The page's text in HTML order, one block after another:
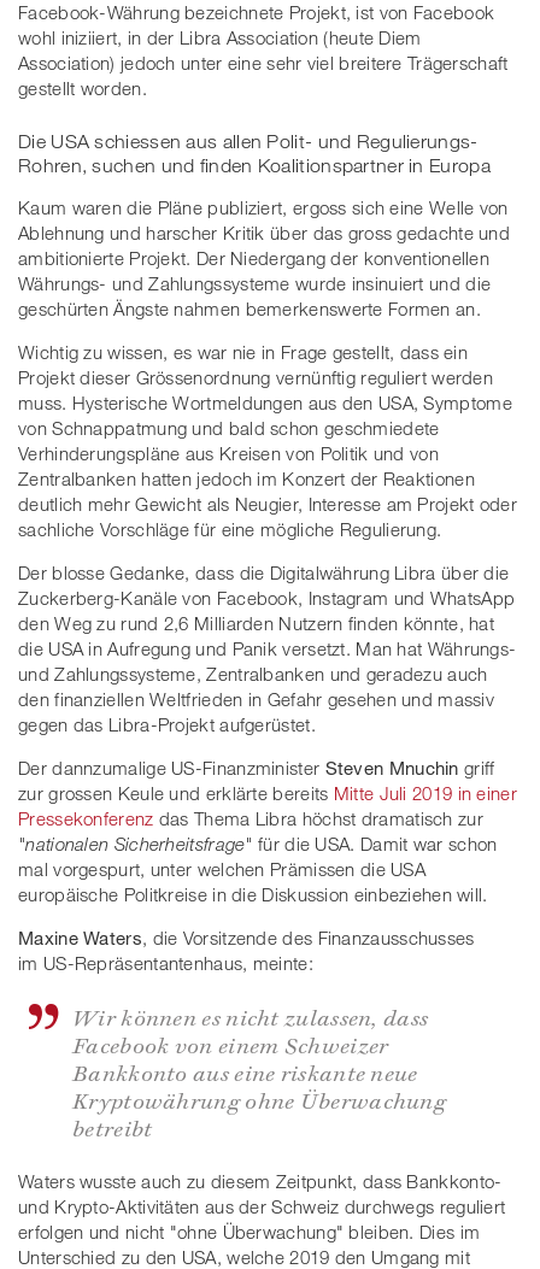
Facebook-Währung bezeichnete Projekt, ist von Facebook
wohl iniziiert, in der Libra Association (heute Diem
Association) jedoch unter eine sehr viel breitere Trägerschaft
gestellt worden.
Die USA schiessen aus allen Polit- und Regulierungs-
Rohren, suchen und finden Koalitionspartner in Europa
Kaum waren die Pläne publiziert, ergoss sich eine Welle von
Ablehnung und harscher Kritik über das gross gedachte und
ambitionierte Projekt. Der Niedergang der konventionellen
Währungs- und Zahlungssysteme wurde insinuiert und die
geschürten Ängste nahmen bemerkenswerte Formen an.
Wichtig zu wissen, es war nie in Frage gestellt, dass ein
Projekt dieser Grössenordnung vernünftig reguliert werden
muss. Hysterische Wortmeldungen aus den USA, Symptome
von Schnappatmung und bald schon geschmiedete
Verhinderungspläne aus Kreisen von Politik und von
Zentralbanken hatten jedoch im Konzert der Reaktionen
deutlich mehr Gewicht als Neugier, Interesse am Projekt oder
sachliche Vorschläge für eine mögliche Regulierung.
Der blosse Gedanke, dass die Digitalwährung Libra über die
Zuckerberg-Kanäle von Facebook, Instagram und WhatsApp
den Weg zu rund 2,6 Milliarden Nutzern finden könnte, hat
die USA in Aufregung und Panik versetzt. Man hat Währungs-
und Zahlungssysteme, Zentralbanken und geradezu auch
den finanziellen Weltfrieden in Gefahr gesehen und massiv
gegen das Libra-Projekt aufgerüstet.
Der dannzumalige US-Finanzminister Steven Mnuchin griff
zur grossen Keule und erklärte bereits Mitte Juli 2019 in einer
Pressekonferenz das Thema Libra höchst dramatisch zur
"nationalen Sicherheitsfrage" für die USA. Damit war schon
mal vorgespurt, unter welchen Prämissen die USA
europäische Politkreise in die Diskussion einbeziehen will.
Maxine Waters , die Vorsitzende des Finanzausschusses
im US-Repräsentantenhaus, meinte:
Wir können es nicht zulassen, dass
Facebook von einem Schweizer
Bankkonto aus eine riskante neue
Kryptowährung ohne Überwachung
betreibt
Waters wusste auch zu diesem Zeitpunkt, dass Bankkonto-
und Krypto-Aktivitäten aus der Schweiz durchwegs reguliert
erfolgen und nicht "ohne Überwachung" bleiben. Dies im
Unterschied zu den USA, welche 2019 den Umgang mit